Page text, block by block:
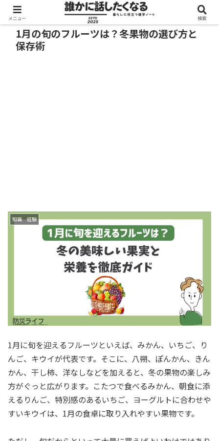
1月の旬のフルーツは？冬果物の選び方と
保存術
知識 経験
1月に旬を迎えるフルーツといえば、みかん、いちご、り
んご、キウイが代表です。そこに、八朔、ぽんかん、きん
かん、干し柿、洋なしなどを加えると、冬の果物の楽しみ
方がぐっと広がります。こたつで食べるみかん、朝食に添
えるりんご、特別感のあるいちご、ヨーグルトに合わせや
すいキウイは、1月の食卓に取り入れやすい果物です。
メニュー 検索